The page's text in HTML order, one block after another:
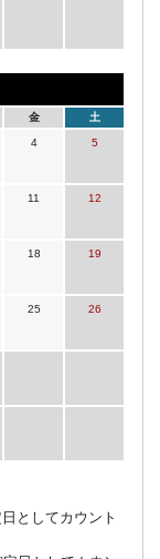
金 土
4 5
11 12
18 19
25 26
としてカウント